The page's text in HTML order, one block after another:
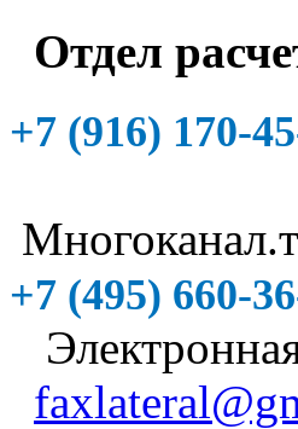
Отдел
+7 (916) 170-
+7 (495) 660-